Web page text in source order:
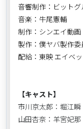
音響制作：ビット
音楽：牛尾憲輔
制作：シンエイ動画
製作：僕ヤバ製作委
配給：東映 エイベ
【キャスト】
市川京太郎：堀江瞬
山田杏奈：羊宮妃那